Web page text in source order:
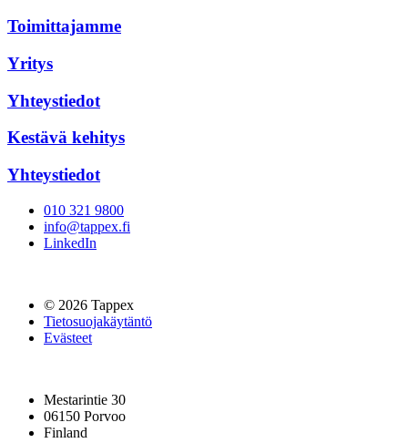
Toimittajamme
Yritys
Yhteystiedot
Kestävä kehitys
Yhteystiedot
010 321 9800
info@tappex.fi
LinkedIn
© 2026 Tappex
Tietosuojakäytäntö
Evästeet
Mestarintie 30
06150 Porvoo
Finland